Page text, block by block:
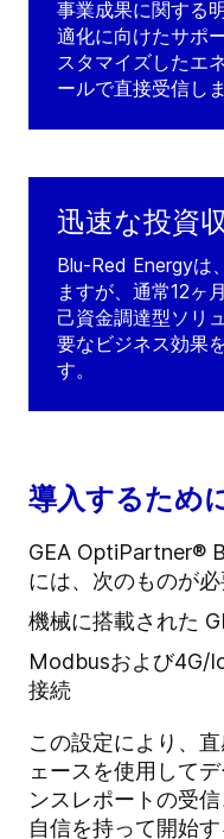
事業成果に関する
適化に向けたサポ
スタマイズしたエ
ールで直接受信しま
迅速な投資
Blu-Red Energyは
ますが、通常12ヶ
己資金調達型ソリ
要なビジネス効果
す。
導入するため
GEA OptiPartner®
には、次のものが必
機械に搭載された
Modbusおよび4G/
接続
この設定により、
ェースを使用して
ンスレポートの受
自信を持って開始す